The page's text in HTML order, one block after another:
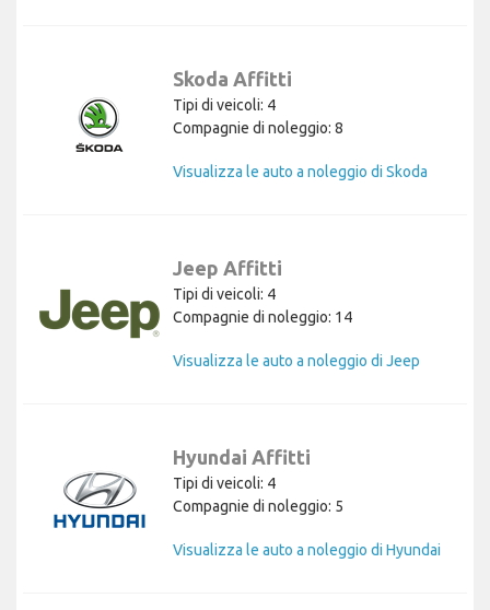
Skoda Affitti
Tipi di veicoli: 4
Compagnie di noleggio: 8
Visualizza le auto a noleggio di Skoda
Jeep Affitti
Tipi di veicoli: 4
Compagnie di noleggio: 14
Visualizza le auto a noleggio di Jeep
Hyundai Affitti
Tipi di veicoli: 4
Compagnie di noleggio: 5
Visualizza le auto a noleggio di Hyundai